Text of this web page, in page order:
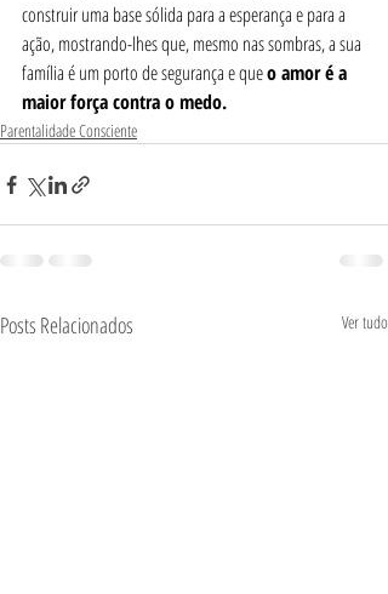
construir uma base sólida para a esperança e para a
ação, mostrando-lhes que, mesmo nas sombras, a sua
família é um porto de segurança e que o amor é a
maior força contra o medo.
Parentalidade Consciente
Posts Relacionados Ver tudo